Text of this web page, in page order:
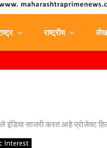
राष्ट्रीय लेख
⇝
इंडिया साजरी करत आहे प्रोजेक्ट
Interest